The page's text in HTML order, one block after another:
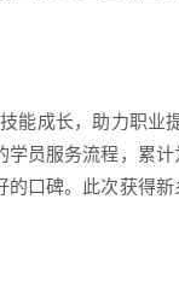
能成长，助力职业
员服务流程，累
口碑。此次获得